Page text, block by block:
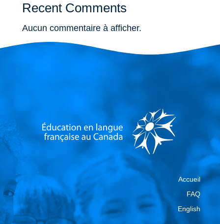
Recent Comments
Aucun commentaire à afficher.
Accueil
FAQ
English